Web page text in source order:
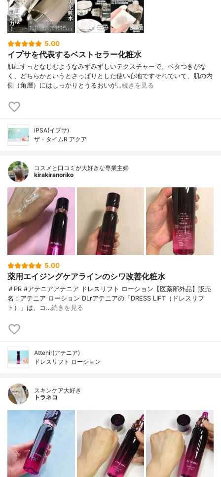
5.00
イプサを代表するベストセラー化粧水
肌にすっとなじむようなみずみずしいテクスチャーで、ベタつきがな
く、どちらかというとさっぱりとした使い心地ですそれでいて、肌の内
側（角層）にはしっかりとうるおいが…続きを見る
IPSA(イプサ)
ザ・タイムR アクア
コスメと口コミが大好きな専業主婦
kirakiranoriko
5.00
薬用エイジングケアラインのシワ改善化粧水
＃PR #アテニアアテニア ドレスリフト ローション【医薬部外品】販売
名：アテニア ローション DLrアテニアの「DRESS LIFT（ドレスリフ
ト）」は、コ…続きを見る
Attenir(アテニア)
ドレスリフト ローション
スキンケア大好き
トラネコ